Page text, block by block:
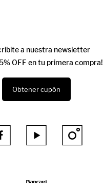
a nuestra newsletter
OFF en tu primera compra!
Obtener cupón
 